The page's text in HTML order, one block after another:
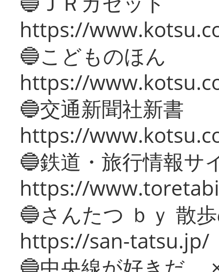
https://
🔵こどものほん
https://
🔵交通新聞社新書
https://
🔵鉄道・旅行情報サ
https://
🔵さんたつ ｂｙ 散
https://san-tatsu.jp/